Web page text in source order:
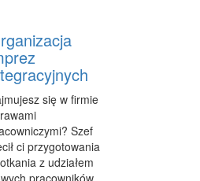
AGENCJE
WIGOR
INTEGRACYJNE
HOBBY
I REKREACYJNE
się w firmie
Szef
ci przygotowania
z udziałem